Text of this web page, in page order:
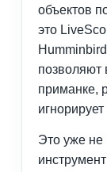
объектов
это
позволяют
приманке,
игнорирует
Это уже не